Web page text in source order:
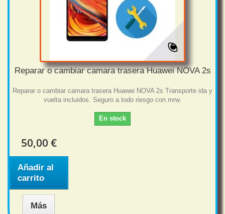
Reparar o cambiar camara trasera Huawei NOVA 2s
Reparar o cambiar camara trasera Huawei NOVA 2s Transporte ida y
vuelta incluidos. Seguro a todo riesgo con mrw.
En stock
50,00 €
Añadir al
carrito
Más